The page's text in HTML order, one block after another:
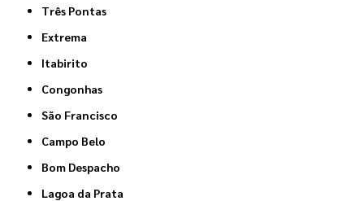
Três Pontas
Extrema
Itabirito
Congonhas
São Francisco
Campo Belo
Bom Despacho
Lagoa da Prata